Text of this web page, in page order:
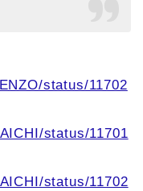
status/11702
status/11701
status/11702